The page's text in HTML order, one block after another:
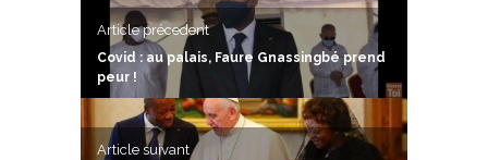
Article précedent
Covid : au palais, Faure Gnassingbé prend
peur !
Article suivant